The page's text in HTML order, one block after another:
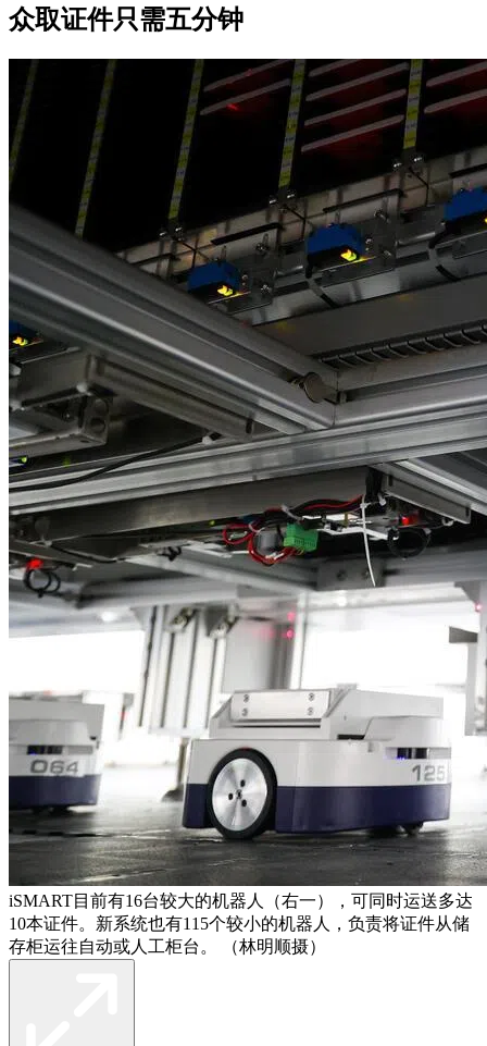
众取证件只需五分钟
iSMART目前有16台较大的机器人（右一），可同时运送多达
10本证件。新系统也有115个较小的机器人，负责将证件从储
存柜运往自动或人工柜台。 （林明顺摄）